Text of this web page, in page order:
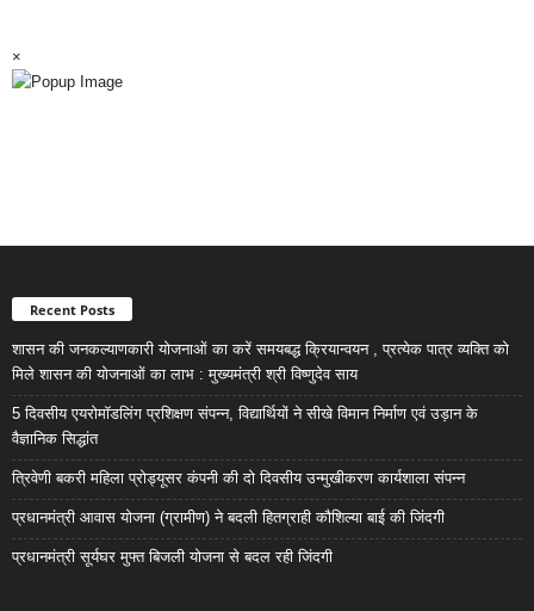
×
Recent Posts
शासन की जनकल्याणकारी योजनाओं का करें समयबद्ध क्रियान्वयन , प्रत्येक पात्र व्यक्ति को
मिले शासन की योजनाओं का लाभ : मुख्यमंत्री श्री विष्णुदेव साय
5 दिवसीय एयरोमॉडलिंग प्रशिक्षण संपन्न, विद्यार्थियों ने सीखे विमान निर्माण एवं उड़ान के
वैज्ञानिक सिद्धांत
त्रिवेणी बकरी महिला प्रोड्यूसर कंपनी की दो दिवसीय उन्मुखीकरण कार्यशाला संपन्न
प्रधानमंत्री आवास योजना (ग्रामीण) ने बदली हितग्राही कौशिल्या बाई की जिंदगी
प्रधानमंत्री सूर्यघर मुफ्त बिजली योजना से बदल रही जिंदगी